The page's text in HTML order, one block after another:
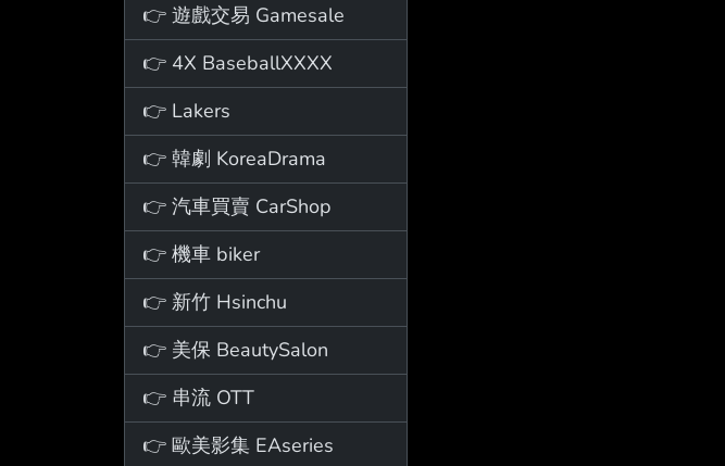
👉 遊戲交易 Gamesale
👉 4X BaseballXXXX
👉 Lakers
👉 韓劇 KoreaDrama
👉 汽車買賣 CarShop
👉 機車 biker
👉 新竹 Hsinchu
👉 美保 BeautySalon
👉 串流 OTT
👉 歐美影集 EAseries